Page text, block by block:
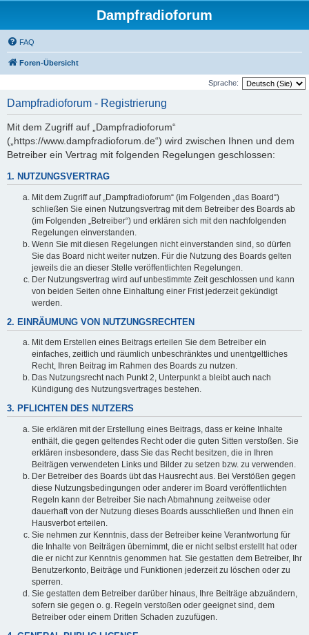
Dampfradioforum
FAQ
Foren-Übersicht
Sprache:
Dampfradioforum - Registrierung
Mit dem Zugriff auf „Dampfradioforum“
(„https://www.dampfradioforum.de“) wird zwischen Ihnen und dem
Betreiber ein Vertrag mit folgenden Regelungen geschlossen:
1. NUTZUNGSVERTRAG
Mit dem Zugriff auf „Dampfradioforum“ (im Folgenden „das Board“)
schließen Sie einen Nutzungsvertrag mit dem Betreiber des Boards ab
(im Folgenden „Betreiber“) und erklären sich mit den nachfolgenden
Regelungen einverstanden.
Wenn Sie mit diesen Regelungen nicht einverstanden sind, so dürfen
Sie das Board nicht weiter nutzen. Für die Nutzung des Boards gelten
jeweils die an dieser Stelle veröffentlichten Regelungen.
Der Nutzungsvertrag wird auf unbestimmte Zeit geschlossen und kann
von beiden Seiten ohne Einhaltung einer Frist jederzeit gekündigt
werden.
2. EINRÄUMUNG VON NUTZUNGSRECHTEN
Mit dem Erstellen eines Beitrags erteilen Sie dem Betreiber ein
einfaches, zeitlich und räumlich unbeschränktes und unentgeltliches
Recht, Ihren Beitrag im Rahmen des Boards zu nutzen.
Das Nutzungsrecht nach Punkt 2, Unterpunkt a bleibt auch nach
Kündigung des Nutzungsvertrages bestehen.
3. PFLICHTEN DES NUTZERS
Sie erklären mit der Erstellung eines Beitrags, dass er keine Inhalte
enthält, die gegen geltendes Recht oder die guten Sitten verstoßen. Sie
erklären insbesondere, dass Sie das Recht besitzen, die in Ihren
Beiträgen verwendeten Links und Bilder zu setzen bzw. zu verwenden.
Der Betreiber des Boards übt das Hausrecht aus. Bei Verstößen gegen
diese Nutzungsbedingungen oder anderer im Board veröffentlichten
Regeln kann der Betreiber Sie nach Abmahnung zeitweise oder
dauerhaft von der Nutzung dieses Boards ausschließen und Ihnen ein
Hausverbot erteilen.
Sie nehmen zur Kenntnis, dass der Betreiber keine Verantwortung für
die Inhalte von Beiträgen übernimmt, die er nicht selbst erstellt hat oder
die er nicht zur Kenntnis genommen hat. Sie gestatten dem Betreiber, Ihr
Benutzerkonto, Beiträge und Funktionen jederzeit zu löschen oder zu
sperren.
Sie gestatten dem Betreiber darüber hinaus, Ihre Beiträge abzuändern,
sofern sie gegen o. g. Regeln verstoßen oder geeignet sind, dem
Betreiber oder einem Dritten Schaden zuzufügen.